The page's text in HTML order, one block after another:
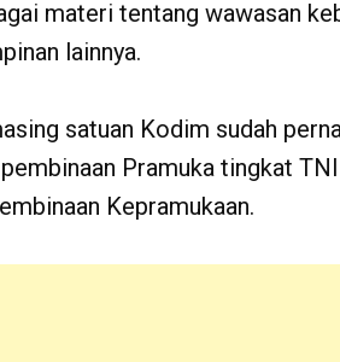
materi tentang wawasan
lainnya.
satuan Kodim sudah
Pramuka tingkat
Kepramukaan.